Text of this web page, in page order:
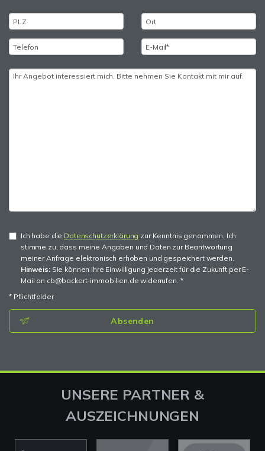
Ich habe die Datenschutzerklärung zur Kenntnis genommen. Ich
stimme zu, dass meine Angaben und Daten zur Beantwortung
meiner Anfrage elektronisch erhoben und gespeichert werden.
Hinweis:Sie können Ihre Einwilligung jederzeit für die Zukunft per E-
Mail an cb@backert-immobilien.de widerrufen. *
* Pflichtfelder
Absenden
UNSERE PARTNER &
AUSZEICHNUNGEN